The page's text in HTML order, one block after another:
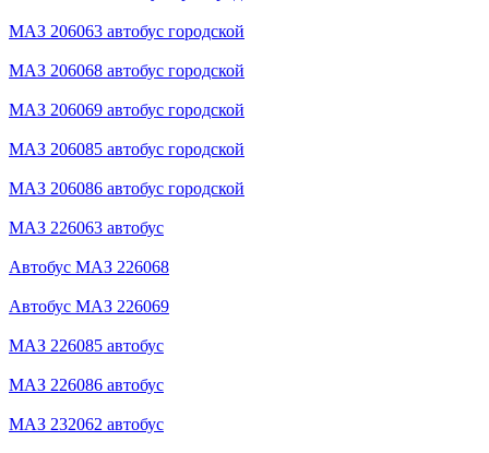
МАЗ 206063 автобус городской
МАЗ 206068 автобус городской
МАЗ 206069 автобус городской
МАЗ 206085 автобус городской
МАЗ 206086 автобус городской
МАЗ 226063 автобус
Автобус МАЗ 226068
Автобус МАЗ 226069
МАЗ 226085 автобус
МАЗ 226086 автобус
МАЗ 232062 автобус